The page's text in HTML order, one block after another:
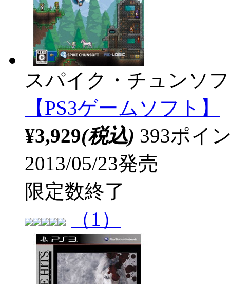
スパイク・チュンソ
【PS3ゲームソフト】
¥3,929(税込) 393ポイ
2013/05/23発売
限定数終了
（1）